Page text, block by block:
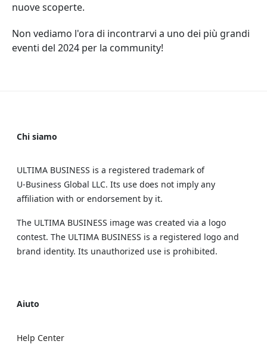
nuove scoperte.
Non vediamo l'ora di incontrarvi a uno dei più grandi
eventi del 2024 per la community!
Chi siamo
ULTIMA BUSINESS is a registered trademark of
U‑Business Global LLC. Its use does not imply any
affiliation with or endorsement by it.
The ULTIMA BUSINESS image was created via a logo
contest. The ULTIMA BUSINESS is a registered logo and
brand identity. Its unauthorized use is prohibited.
Aiuto
Help Center